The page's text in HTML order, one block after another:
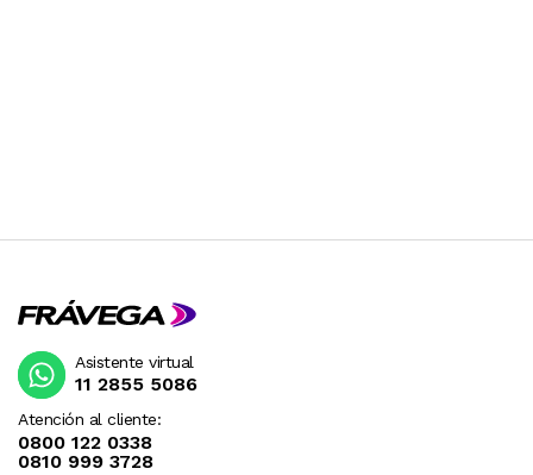
Atención al cliente:
0800 122 0338
0810 999 3728
Asistente virtual
11 2855 5086